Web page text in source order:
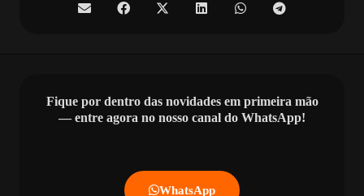
Fique por dentro das novidades em primeira mão
— entre agora no nosso canal do WhatsApp!
WhatsApp